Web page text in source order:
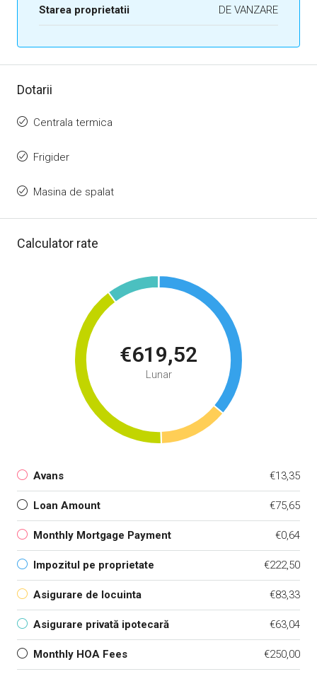
Starea proprietatii DE VANZARE
Dotarii
Centrala termica
Frigider
Masina de spalat
Calculator rate
€619,52
Lunar
Avans €13,35
Loan Amount €75,65
Monthly Mortgage Payment €0,64
Impozitul pe proprietate €222,50
Asigurare de locuinta €83,33
Asigurare privată ipotecară €63,04
Monthly HOA Fees €250,00